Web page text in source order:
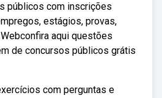
públicos com inscrições
estágios, provas,
aqui questões
de concursos públicos grátis
com perguntas e